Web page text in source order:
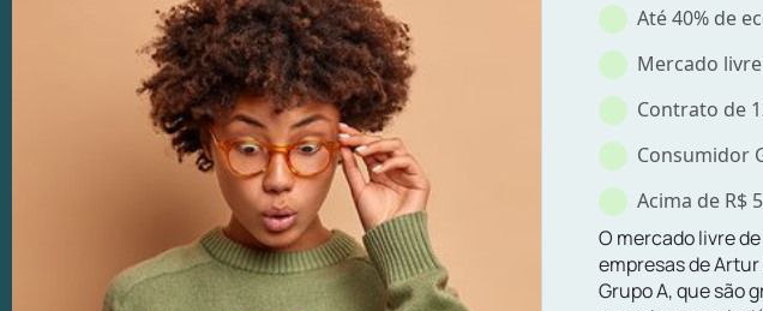
Até 40% de
Mercado
Contrato de
Consumidor
Acima de R$
O mercado livre
empresas de
Grupo A, que são